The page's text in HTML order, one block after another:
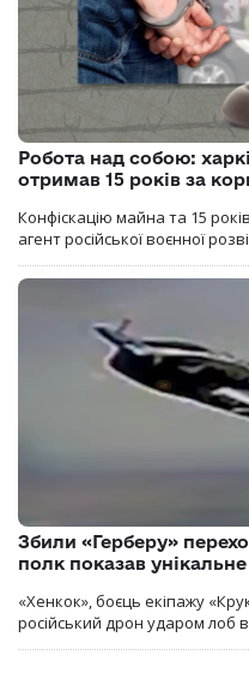
Робота над собою:
отримав 15 років за
Конфіскацію майна та 15
агент російської воєнної
Збили «Герберу»
полк показав
«Хенкок», боєць екіпажу
російський дрон ударом лоб